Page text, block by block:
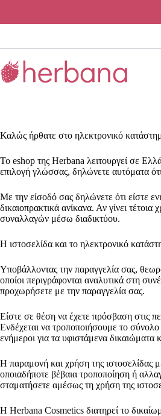
περιεχόμενο
Καλώς ήρθατε στο ηλεκτρονικό
Το eshop της Herbana λειτουργεί σε
επιλογή γλώσσας, δηλώνετε αυτόματα
Με την είσοδό σας δηλώνετε ότι είστε
δικαιοπρακτικά ανίκανα. Αν γίνει
συναλλαγών μέσω διαδικτύου.
H ιστοσελίδα και το ηλεκτρονικό
Υποβάλλοντας την παραγγελία σας,
οποίοι περιγράφονται αναλυτικά στη
προχωρήσετε με την παραγγελία σας.
Είστε σε θέση να έχετε πρόσβαση στις
Ενδέχεται να τροποποιήσουμε το
ενήμεροι για τα υφιστάμενα δικαιώματα
Η παραμονή και χρήση της ιστοσελίδας
οποιαδήποτε βέβαια τροποποίηση ή
σταματήσετε αμέσως τη χρήση της
Η Herbana Cosmetics διατηρεί το